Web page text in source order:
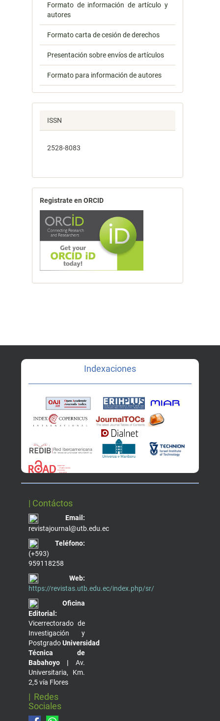
Formato de información de artículo y
autores
Formato carta de cesión de derechos
Presentación sobre envíos de artículos
Formato para información de autores
ISSN
2528-8083
Registrate en ORCID
Indexaciones
| Contáctos
Email:
revistajournal@utb.edu.ec
Teléfono:
(+593)
959118258
Web:
https://revistas.utb.edu.ec/index.php/sr/
Oficina
Editorial:
Vicerrectorado de
Investigación y
PostgradoUniversidad
Técnica de
Babahoyo | Av.
Universitaria, Km.
2,5 vía Flores
| Redes
Sociales